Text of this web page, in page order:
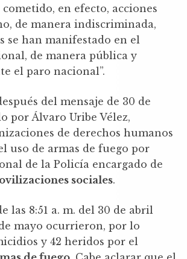
en efecto, acciones
de manera indiscriminada,
se han manifestado en el
de manera pública y
el paro nacional”.
del mensaje de 30 de
por Álvaro Uribe Vélez,
de derechos humanos
uso de armas de fuego por
de la Policía encargado de
sociales.
las 8:51 a. m. del 30 de abril
mayo ocurrieron, por lo
y 42 heridos por el